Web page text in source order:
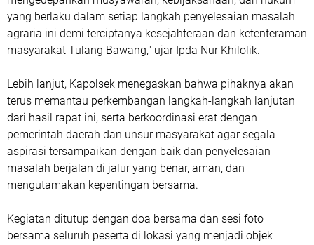
yang berlaku dalam setiap langkah penyelesaian masalah
agraria ini demi terciptanya kesejahteraan dan ketenteraman
masyarakat Tulang Bawang," ujar Ipda Nur Khilolik.
Lebih lanjut, Kapolsek menegaskan bahwa pihaknya akan
terus memantau perkembangan langkah-langkah lanjutan
dari hasil rapat ini, serta berkoordinasi erat dengan
pemerintah daerah dan unsur masyarakat agar segala
aspirasi tersampaikan dengan baik dan penyelesaian
masalah berjalan di jalur yang benar, aman, dan
mengutamakan kepentingan bersama.
Kegiatan ditutup dengan doa bersama dan sesi foto
bersama seluruh peserta di lokasi yang menjadi objek